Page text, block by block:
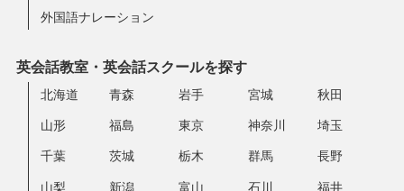
外国語ナレーション
英会話教室・英会話スクールを探す
北海道 青森 岩手 宮城 秋田
山形 福島 東京 神奈川 埼玉
千葉 茨城 栃木 群馬 長野
山梨 新潟 富山 石川 福井